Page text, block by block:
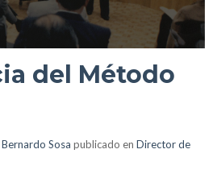
del Método
Bernardo Sosa publicado en Director de